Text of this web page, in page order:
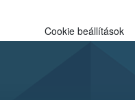
Cookie beállítások